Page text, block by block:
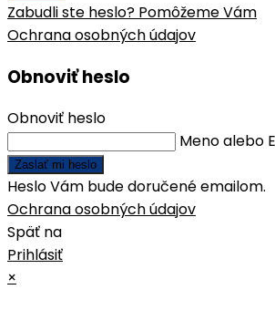
Zabudli ste heslo? Pomôžeme Vám
Ochrana osobných údajov
Obnoviť heslo
Obnoviť heslo
Meno alebo
Zaslať mi heslo
Heslo Vám bude doručené emailom.
Ochrana osobných údajov
Späť na
Prihlásiť
×